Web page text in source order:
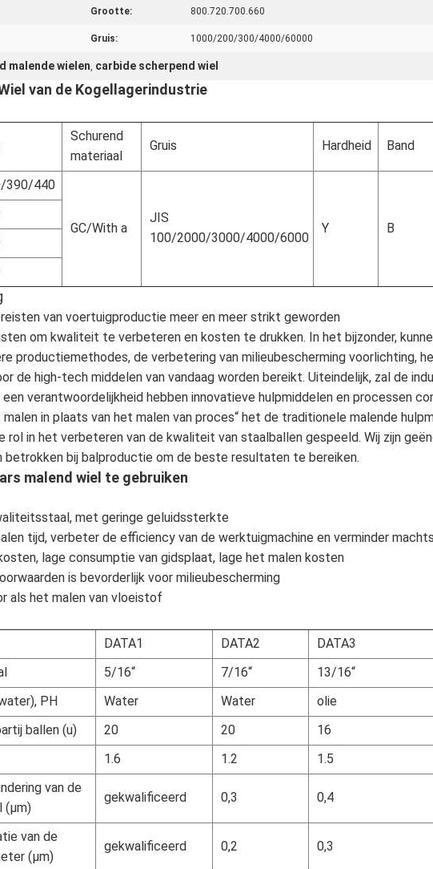
Grootte: 800.720.700.660
Gruis: 1000/200/300/4000/60000
malende wielen, carbide scherpend wiel
van de Kogellagerindustrie
Schurend
materiaal
Gruis Hardheid Band
390/440
GC/With a
JIS
100/2000/3000/4000/6000
Y B
van voertuigproductie meer en meer strikt geworden
om kwaliteit te verbeteren en kosten te drukken. In het bijzonder,
productiemethodes, de verbetering van milieubescherming voorlichting,
de high-tech middelen van vandaag worden bereikt. Uiteindelijk, zal de
verantwoordelijkheid hebben innovatieve hulpmiddelen en processen
malen in plaats van het malen van proces“ het de traditionele malende
rol in het verbeteren van de kwaliteit van staalballen gespeeld. Wij zijn
bij balproductie om de beste resultaten te bereiken.
malend wiel te gebruiken
met geringe geluidssterkte
tijd, verbeter de efficiency van de werktuigmachine en verminder
lage consumptie van gidsplaat, lage het malen kosten
is bevorderlijk voor milieubescherming
als het malen van vloeistof
DATA1 DATA2
DATA3
5/16“ 7/16“
13/16“
PH
Water Water
olie
ballen (u)
20 20
16
1.6 1.2 1.5
van de
(μm)
gekwalificeerd 0,3 0,4
van de
(μm)
gekwalificeerd 0,2 0,3